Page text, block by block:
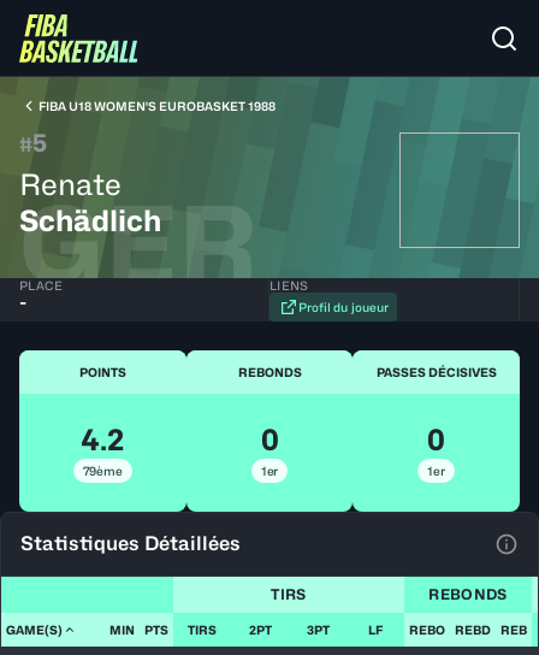
FIBA U18 WOMEN'S EUROBASKET 1988
#5
Renate
Schädlich
GER
PLACE
-
LIENS
Profil du joueur
POINTS
4.2
79ème
REBONDS
0
1er
PASSES DÉCISIVES
0
1er
Statistiques Détaillées
TIRS REBONDS
GAME(S) MIN PTS TIRS 2PT 3PT LF REBO REBD REB